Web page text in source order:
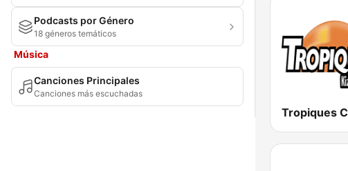
Podcasts por Género
18 géneros temáticos
Música
Canciones Principales
Canciones más escuchadas